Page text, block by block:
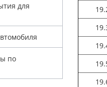
для
по